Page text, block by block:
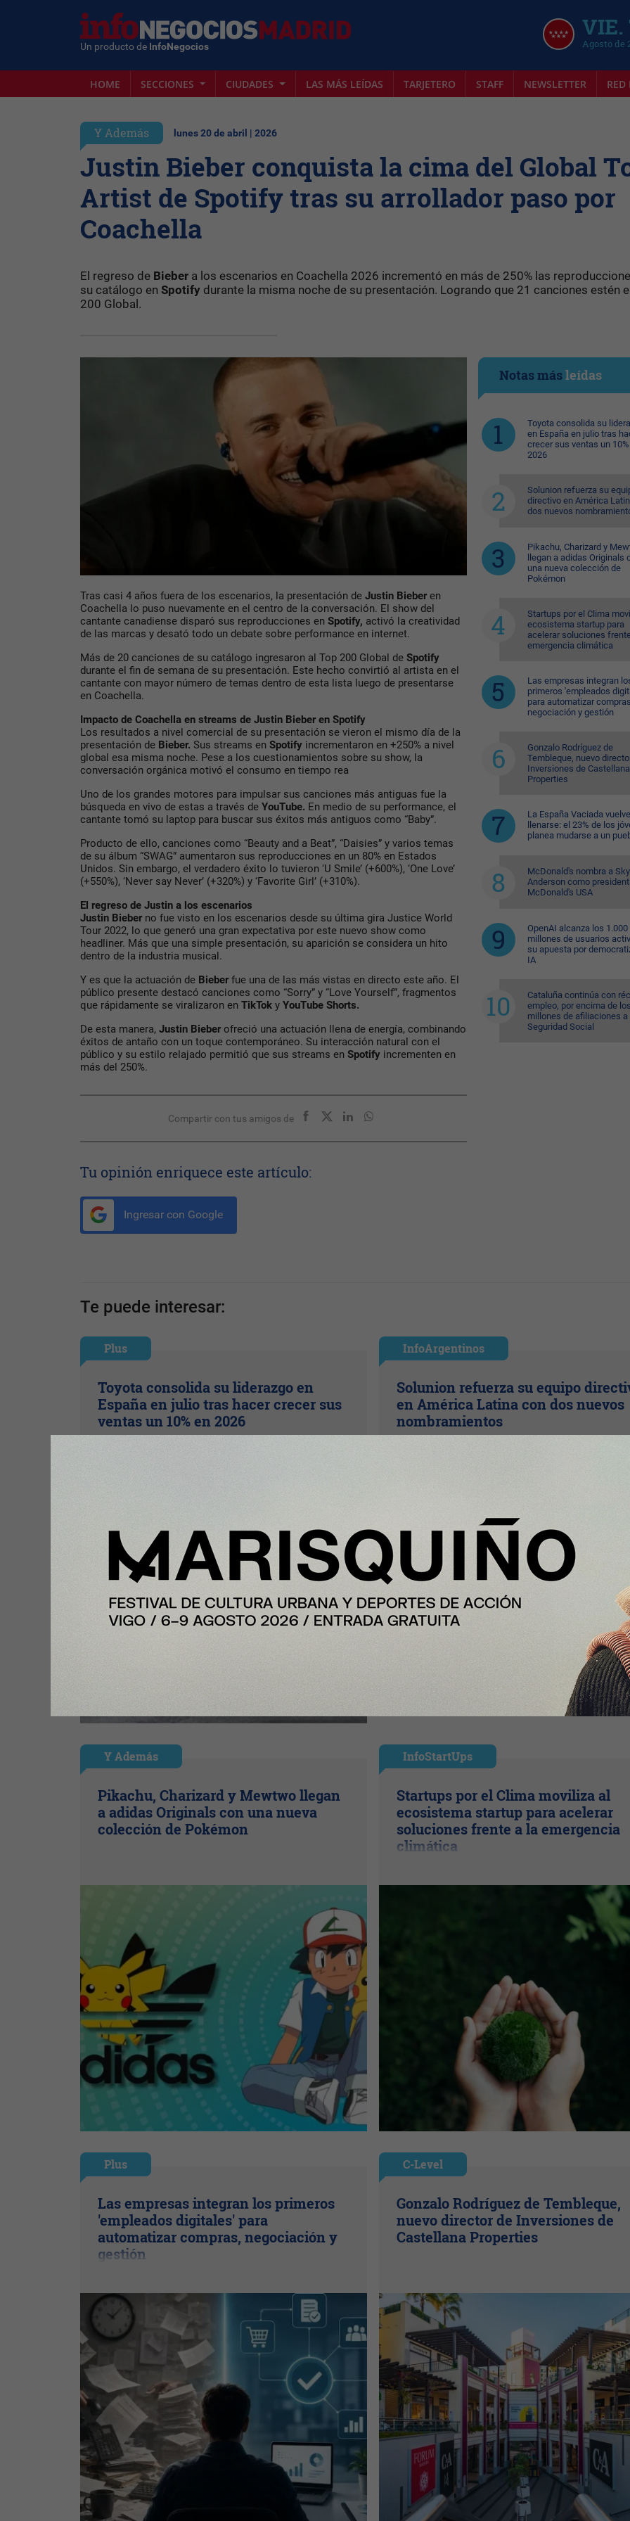
Un producto de InfoNegocios
VIE.
Agosto de
HOME SECCIONES CIUDADES LAS MÁS LEÍDAS TARJETERO STAFF NEWSLETTER
Y Además lunes 20 de abril | 2026
Justin Bieber conquista la cima del Global
Artist de Spotify tras su arrollador paso por
Coachella
El regreso de Bieber a los escenarios en Coachella 2026 incrementó en más de 250% las
su catálogo en Spotify durante la misma noche de su presentación. Logrando que 21 canciones estén
200 Global.
Tras casi 4 años fuera de los escenarios, la presentación de Justin Bieberen
Coachella lo puso nuevamente en el centro de la conversación. El show del
cantante canadiense disparó sus reproducciones en Spotify, activó la creatividad
de las marcas y desató todo un debate sobre performance en internet.
Más de 20 canciones de su catálogo ingresaron al Top 200 Global de Spotify
durante el fin de semana de su presentación. Este hecho convirtió al artista en el
cantante con mayor número de temas dentro de esta lista luego de presentarse
en Coachella.
Impacto de Coachella en streams de Justin Bieber en Spotify
Los resultados a nivel comercial de su presentación se vieron el mismo día de la
presentación de Bieber. Sus streams en Spotify incrementaron en +250% a nivel
global esa misma noche. Pese a los cuestionamientos sobre su show, la
conversación orgánica motivó el consumo en tiempo rea
Uno de los grandes motores para impulsar sus canciones más antiguas fue la
búsqueda en vivo de estas a través de YouTube. En medio de su performance, el
cantante tomó su laptop para buscar sus éxitos más antiguos como “Baby”.
Producto de ello, canciones como “Beauty and a Beat”, “Daisies” y varios temas
de su álbum “SWAG” aumentaron sus reproducciones en un 80% en Estados
Unidos. Sin embargo, el verdadero éxito lo tuvieron ‘U Smile’ (+600%), ‘One Love’
(+550%), ‘Never say Never’ (+320%) y ‘Favorite Girl’ (+310%).
El regreso de Justin a los escenarios
Justin Bieberno fue visto en los escenarios desde su última gira Justice World
Tour 2022, lo que generó una gran expectativa por este nuevo show como
headliner. Más que una simple presentación, su aparición se considera un hito
dentro de la industria musical.
Y es que la actuación de Bieberfue una de las más vistas en directo este año. El
público presente destacó canciones como “Sorry” y “Love Yourself”, fragmentos
que rápidamente se viralizaron en TikTok y YouTube Shorts.
De esta manera, Justin Bieberofreció una actuación llena de energía, combinando
éxitos de antaño con un toque contemporáneo. Su interacción natural con el
público y su estilo relajado permitió que sus streams en Spotify incrementen en
más del 250%.
Compartir con tus amigos de
Tu opinión enriquece este artículo:
Ingresar con Google
Notas másleídas
Toyota consolida su
en España en julio tras
crecer sus ventas un
2026
Solunion refuerza su
directivo en América
dos nuevos
Pikachu, Charizard y
llegan a adidas Originals
una nueva colección de
Pokémon
Startups por el Clima
ecosistema startup para
acelerar soluciones
emergencia climática
Las empresas integran
primeros 'empleados
para automatizar
negociación y gestión
Gonzalo Rodríguez de
Tembleque, nuevo
Inversiones de Castellana
Properties
La España Vaciada
llenarse: el 23% de los
planea mudarse a un
McDonald's nombra a
Anderson como
McDonald's USA
OpenAI alcanza los 1.000
millones de usuarios
su apuesta por
IA
Cataluña continúa con
empleo, por encima de
millones de afiliaciones a
Seguridad Social
Te puede interesar:
Plus
Toyota consolida su liderazgo en
España en julio tras hacer crecer sus
ventas un 10% en 2026
InfoArgentinos
Solunion refuerza su equipo
en América Latina con dos nuevos
nombramientos
Y Además
Pikachu, Charizard y Mewtwo llegan
a adidas Originals con una nueva
colección de Pokémon
InfoStartUps
Startups por el Clima moviliza al
ecosistema startup para acelerar
soluciones frente a la emergencia
climática
Plus
Las empresas integran los primeros
'empleados digitales' para
automatizar compras, negociación y
gestión
C-Level
Gonzalo Rodríguez de Tembleque,
nuevo director de Inversiones de
Castellana Properties